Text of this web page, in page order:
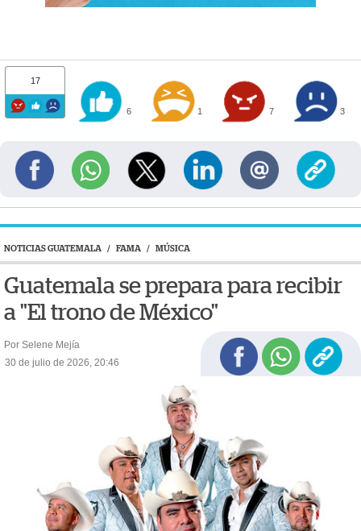
17
6 1 7 3
NOTICIAS GUATEMALA / FAMA / MÚSICA
Guatemala se prepara para recibir
a "El trono de México"
Por Selene Mejía
30 de julio de 2026, 20:46